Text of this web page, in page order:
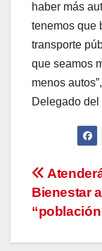
haber más
tenemos que
transporte
que seamos
menos
Delegado
de
Bienestar